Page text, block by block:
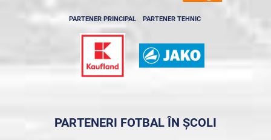
PARTENER PRINCIPAL PARTENER TEHNIC
PARTENERI FOTBAL ÎN ȘCOLI